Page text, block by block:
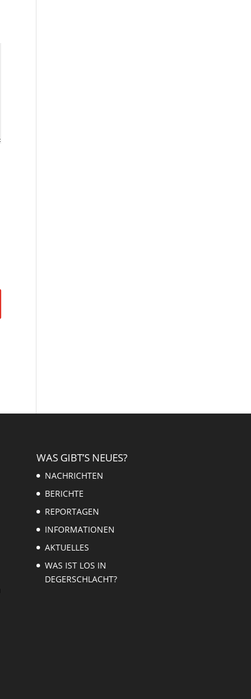
WAS GIBT’S NEUES?
NACHRICHTEN
BERICHTE
REPORTAGEN
INFORMATIONEN
AKTUELLES
WAS IST LOS IN
DEGERSCHLACHT?